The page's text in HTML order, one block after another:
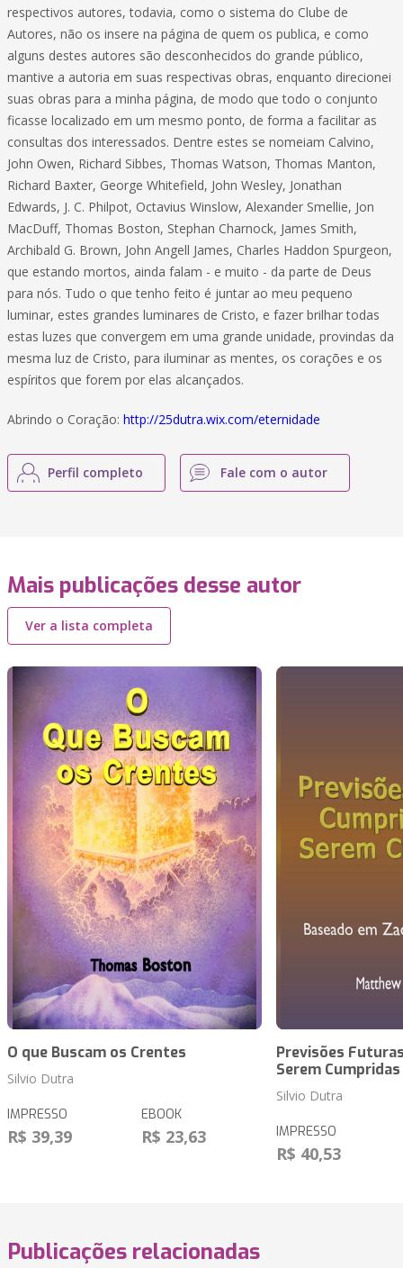
respectivos autores, todavia, como o sistema do Clube de
Autores, não os insere na página de quem os publica, e como
alguns destes autores são desconhecidos do grande público,
mantive a autoria em suas respectivas obras, enquanto direcionei
suas obras para a minha página, de modo que todo o conjunto
ficasse localizado em um mesmo ponto, de forma a facilitar as
consultas dos interessados. Dentre estes se nomeiam Calvino,
John Owen, Richard Sibbes, Thomas Watson, Thomas Manton,
Richard Baxter, George Whitefield, John Wesley, Jonathan
Edwards, J. C. Philpot, Octavius Winslow, Alexander Smellie, Jon
MacDuff, Thomas Boston, Stephan Charnock, James Smith,
Archibald G. Brown, John Angell James, Charles Haddon Spurgeon,
que estando mortos, ainda falam - e muito - da parte de Deus
para nós. Tudo o que tenho feito é juntar ao meu pequeno
luminar, estes grandes luminares de Cristo, e fazer brilhar todas
estas luzes que convergem em uma grande unidade, provindas da
mesma luz de Cristo, para iluminar as mentes, os corações e os
espíritos que forem por elas alcançados.
Abrindo o Coração: http://25dutra.wix.com/eternidade
Perfil completo Fale com o autor
Mais publicações desse autor
Ver a lista completa
O que Buscam os Crentes
Silvio Dutra
IMPRESSO
R$ 39,39
EBOOK
R$ 23,63
Previsões
Serem Cumpridas
Silvio Dutra
IMPRESSO
R$ 40,53
Publicações relacionadas